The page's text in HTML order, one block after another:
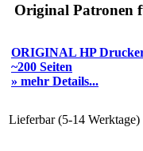
Original Patronen
ORIGINAL HP
~200 Seiten
» mehr Details...
Lieferbar (5-14 Werktage)